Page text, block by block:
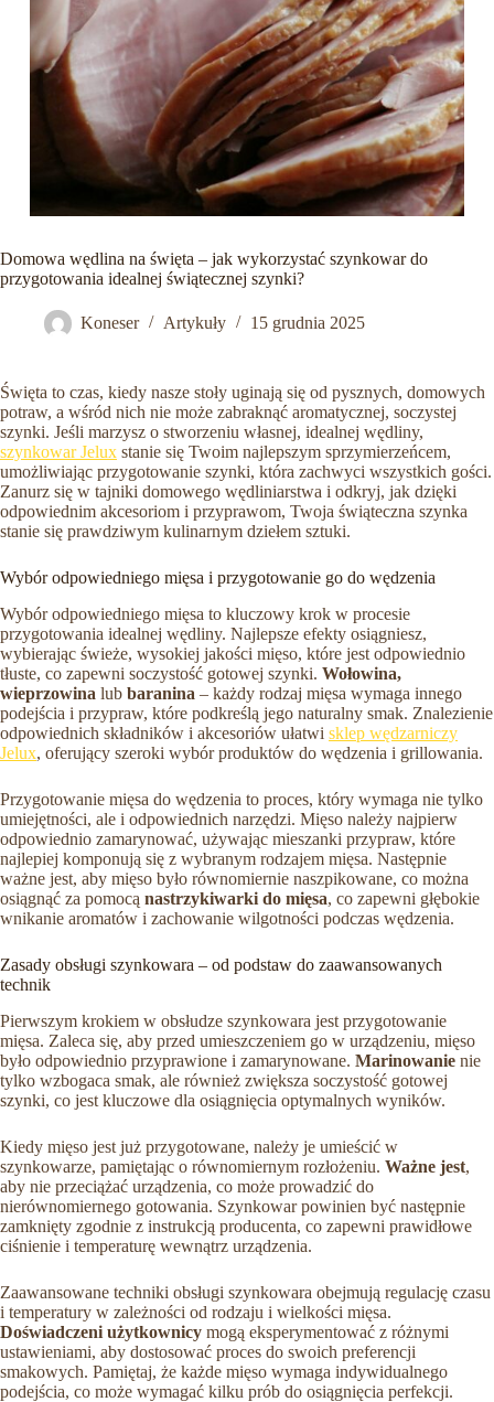
Domowa wędlina na święta – jak wykorzystać szynkowar do
przygotowania idealnej świątecznej szynki?
Koneser Artykuły 15 grudnia 2025
Święta to czas, kiedy nasze stoły uginają się od pysznych, domowych
potraw, a wśród nich nie może zabraknąć aromatycznej, soczystej
szynki. Jeśli marzysz o stworzeniu własnej, idealnej wędliny,
szynkowar Jelux stanie się Twoim najlepszym sprzymierzeńcem,
umożliwiając przygotowanie szynki, która zachwyci wszystkich gości.
Zanurz się w tajniki domowego wędliniarstwa i odkryj, jak dzięki
odpowiednim akcesoriom i przyprawom, Twoja świąteczna szynka
stanie się prawdziwym kulinarnym dziełem sztuki.
Wybór odpowiedniego mięsa i przygotowanie go do wędzenia
Wybór odpowiedniego mięsa to kluczowy krok w procesie
przygotowania idealnej wędliny. Najlepsze efekty osiągniesz,
wybierając świeże, wysokiej jakości mięso, które jest odpowiednio
tłuste, co zapewni soczystość gotowej szynki. Wołowina,
wieprzowina lub baranina – każdy rodzaj mięsa wymaga innego
podejścia i przypraw, które podkreślą jego naturalny smak. Znalezienie
odpowiednich składników i akcesoriów ułatwi sklep wędzarniczy
Jelux, oferujący szeroki wybór produktów do wędzenia i grillowania.
Przygotowanie mięsa do wędzenia to proces, który wymaga nie tylko
umiejętności, ale i odpowiednich narzędzi. Mięso należy najpierw
odpowiednio zamarynować, używając mieszanki przypraw, które
najlepiej komponują się z wybranym rodzajem mięsa. Następnie
ważne jest, aby mięso było równomiernie naszpikowane, co można
osiągnąć za pomocą nastrzykiwarki do mięsa, co zapewni głębokie
wnikanie aromatów i zachowanie wilgotności podczas wędzenia.
Zasady obsługi szynkowara – od podstaw do zaawansowanych
technik
Pierwszym krokiem w obsłudze szynkowara jest przygotowanie
mięsa. Zaleca się, aby przed umieszczeniem go w urządzeniu, mięso
było odpowiednio przyprawione i zamarynowane. Marinowanie nie
tylko wzbogaca smak, ale również zwiększa soczystość gotowej
szynki, co jest kluczowe dla osiągnięcia optymalnych wyników.
Kiedy mięso jest już przygotowane, należy je umieścić w
szynkowarze, pamiętając o równomiernym rozłożeniu. Ważne jest,
aby nie przeciążać urządzenia, co może prowadzić do
nierównomiernego gotowania. Szynkowar powinien być następnie
zamknięty zgodnie z instrukcją producenta, co zapewni prawidłowe
ciśnienie i temperaturę wewnątrz urządzenia.
Zaawansowane techniki obsługi szynkowara obejmują regulację czasu
i temperatury w zależności od rodzaju i wielkości mięsa.
Doświadczeni użytkownicy mogą eksperymentować z różnymi
ustawieniami, aby dostosować proces do swoich preferencji
smakowych. Pamiętaj, że każde mięso wymaga indywidualnego
podejścia, co może wymagać kilku prób do osiągnięcia perfekcji.